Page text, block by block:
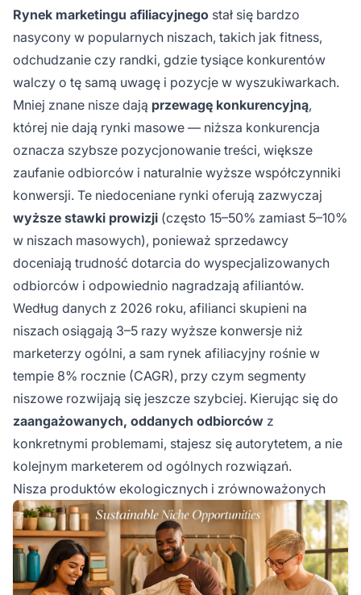
Rynek marketingu afiliacyjnego stał się bardzo
nasycony w popularnych niszach, takich jak fitness,
odchudzanie czy randki, gdzie tysiące konkurentów
walczy o tę samą uwagę i pozycje w wyszukiwarkach.
Mniej znane nisze dają przewagę konkurencyjną,
której nie dają rynki masowe — niższa konkurencja
oznacza szybsze pozycjonowanie treści, większe
zaufanie odbiorców i naturalnie wyższe współczynniki
konwersji. Te niedoceniane rynki oferują zazwyczaj
wyższe stawki prowizji (często 15–50% zamiast 5–10%
w niszach masowych), ponieważ sprzedawcy
doceniają trudność dotarcia do wyspecjalizowanych
odbiorców i odpowiednio nagradzają afiliantów.
Według danych z 2026 roku, afilianci skupieni na
niszach osiągają 3–5 razy wyższe konwersje niż
marketerzy ogólni, a sam rynek afiliacyjny rośnie w
tempie 8% rocznie (CAGR), przy czym segmenty
niszowe rozwijają się jeszcze szybciej. Kierując się do
zaangażowanych, oddanych odbiorców z
konkretnymi problemami, stajesz się autorytetem, a nie
kolejnym marketerem od ogólnych rozwiązań.
Nisza produktów ekologicznych i zrównoważonych